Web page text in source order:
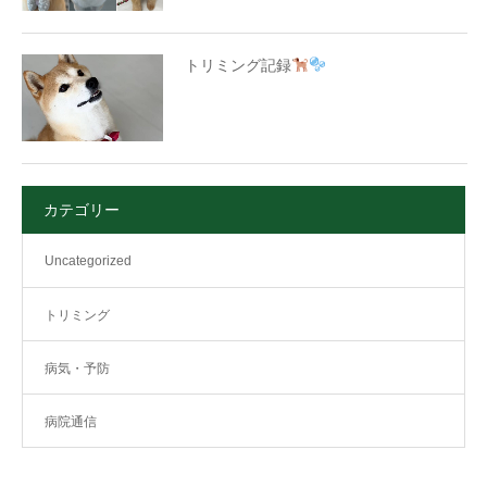
トリミング記録
カテゴリー
Uncategorized
トリミング
病気・予防
病院通信